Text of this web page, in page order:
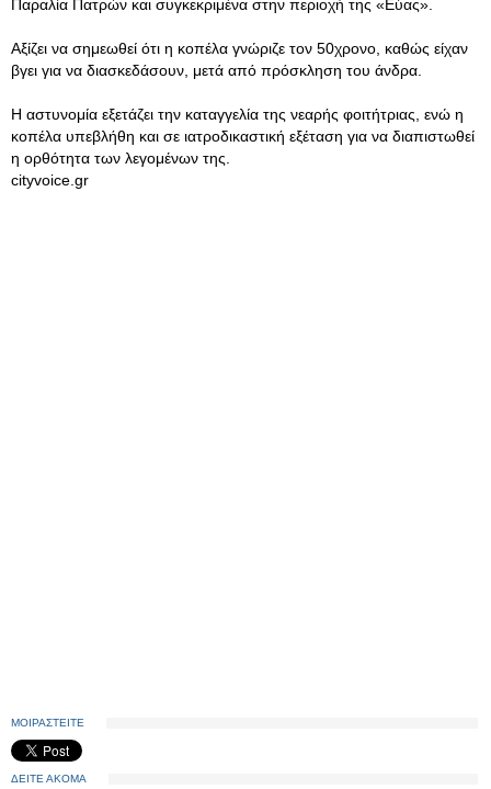
Παραλία Πατρών και συγκεκριμένα στην περιοχή της «Εύας».
Αξίζει να σημεωθεί ότι η κοπέλα γνώριζε τον 50χρονο, καθώς είχαν
βγει για να διασκεδάσουν, μετά από πρόσκληση του άνδρα.
Η αστυνομία εξετάζει την καταγγελία της νεαρής φοιτήτριας, ενώ η
κοπέλα υπεβλήθη και σε ιατροδικαστική εξέταση για να διαπιστωθεί
η ορθότητα των λεγομένων της.
cityvoice.gr
ΜΟΙΡΑΣΤΕΙΤΕ
ΔΕΙΤΕ ΑΚΟΜΑ